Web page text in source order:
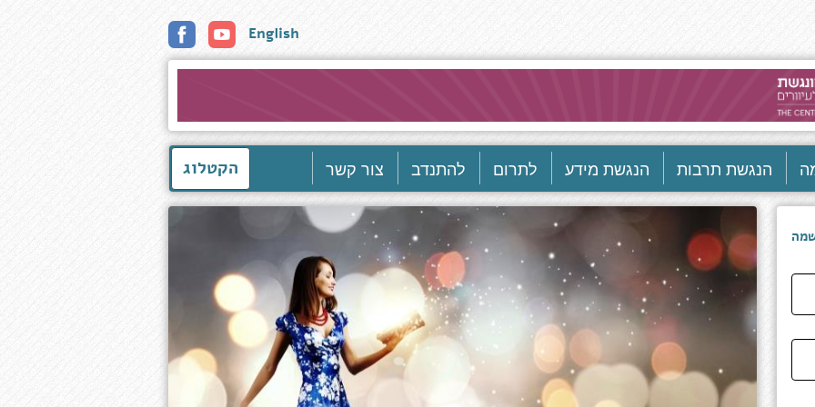
English
הנגשת תרבות הנגשת מידע לתרום להתנדב צור קשר הקטלוג